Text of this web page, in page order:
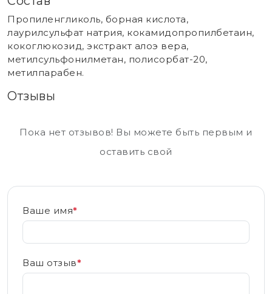
Пропиленгликоль, борная кислота,
лаурилсульфат натрия, кокамидопропилбетаин,
кокоглюкозид, экстракт алоэ вера,
метилсульфонилметан, полисорбат-20,
метилпарабен.
Отзывы
Пока нет отзывов! Вы можете быть первым и
оставить свой
Ваше имя*
Ваш отзыв*